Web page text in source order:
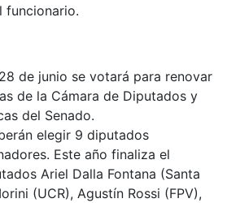
funcionario.
de junio se votará para renovar
de la Cá­ma­ra de Dipu­tados y
del Se­na­do.
elegir 9 diputados
Este año finaliza el
Ariel Dalla Fontana (Santa
(UCR), Agustín Rossi (FPV),